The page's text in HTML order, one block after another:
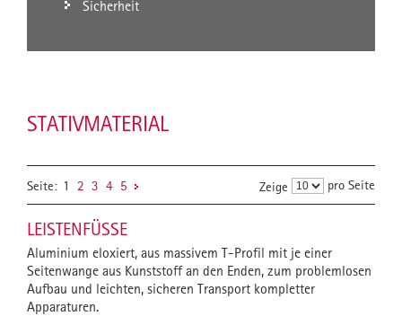
Sicherheit
STATIVMATERIAL
Seite: 1 2 3 4 5 Zeige pro Seite
LEISTENFÜSSE
Aluminium eloxiert, aus massivem T-Profil mit je einer
Seitenwange aus Kunststoff an den Enden, zum problemlosen
Aufbau und leichten, sicheren Transport kompletter
Apparaturen.